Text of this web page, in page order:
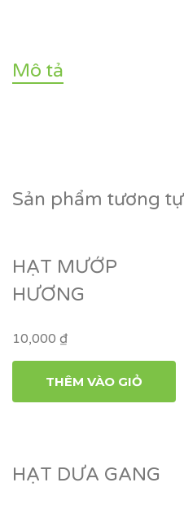
Mô tả
Sản phẩm tương tự
HẠT MƯỚP
HƯƠNG
10,000 ₫
THÊM VÀO GIỎ
HẠT DƯA GANG